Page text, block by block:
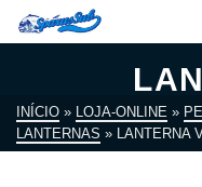
INÍCIO » LOJA-ONLINE »
LANTERNAS » LANTERNA